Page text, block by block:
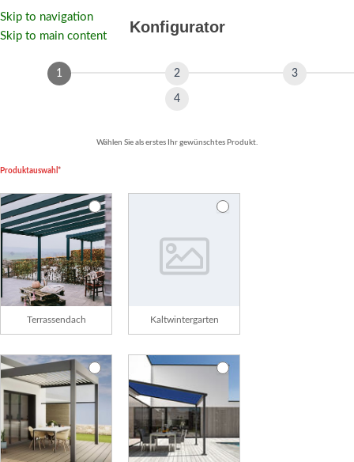
Skip to navigation
Skip to main content
Konfigurator Konfigurator
Wählen Sie als erstes Ihr gewünschtes Produkt.
Produktauswahl *
Terrassendach Kaltwintergarten